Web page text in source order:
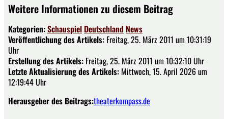
Weitere Informationen zu diesem Beitrag
Kategorien:Schauspiel Deutschland News
Veröffentlichung des Artikels: Freitag, 25. März 2011 um 10:31:19
Uhr
Erstellung des Artikels: Freitag, 25. März 2011 um 10:32:10 Uhr
Letzte Aktualisierung des Artikels: Mittwoch, 15. April 2026 um
12:19:44 Uhr
Herausgeber des Beitrags:theaterkompass.de